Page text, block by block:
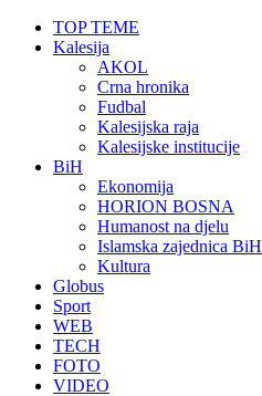
TOP TEME
Kalesija
AKOL
Crna hronika
Fudbal
Kalesijska raja
Kalesijske institucije
BiH
Ekonomija
HORION BOSNA
Humanost na djelu
Islamska zajednica BiH
Kultura
Globus
Sport
WEB
TECH
FOTO
VIDEO